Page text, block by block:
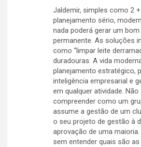
Jaldemir, simples como 2
planejamento sério,
nada poderá gerar um
permanente. As soluções
como “limpar leite
duradouras. A vida
planejamento estratégico,
inteligência empresarial e
em qualquer atividade.
compreender como um
assume a gestão de um
o seu projeto de gestão à
aprovação de uma
sem entender quais são